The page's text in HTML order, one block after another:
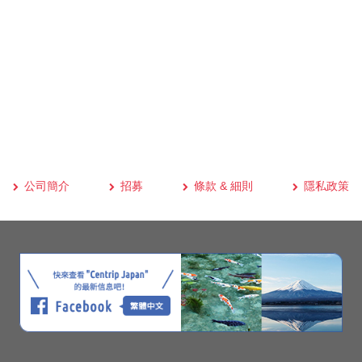
公司簡介 招募 條款 & 細則 隱私政策